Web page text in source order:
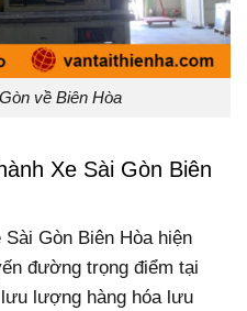
về Biên Hòa
Xe Sài Gòn Biên
Gòn Biên Hòa hiện
đường trọng điểm tại
lượng hàng hóa lưu